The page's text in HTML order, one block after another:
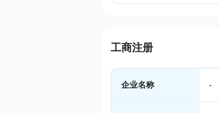
工商注册
企业名称 -